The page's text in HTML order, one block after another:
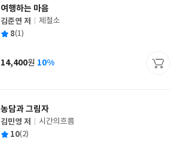
여행하는 마음
글
쓴
김준연 저
출
사
제철소
평 8(1)
가
14,400원 10%
농담과 그림자
글
쓴
김민영 저
출
시간의흐름
평 10(2)